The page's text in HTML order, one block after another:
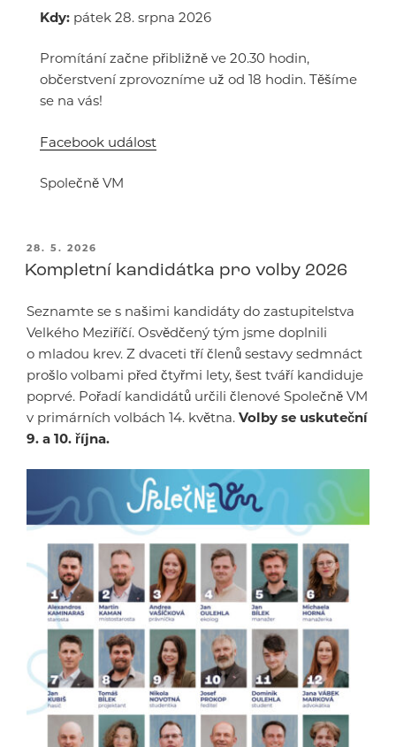
Kdy: pátek 28. srpna 2026
Promítání začne přibližně ve 20.30 hodin,
občerstvení zprovozníme už od 18 hodin. Těšíme
se na vás!
Facebook událost
Společně VM
PUBLIKOVÁNO
28. 5. 2026
Kompletní kandidátka pro volby 2026
Seznamte se s našimi kandidáty do zastupitelstva
Velkého Meziříčí. Osvědčený tým jsme doplnili
o mladou krev. Z dvaceti tří členů sestavy sedmnáct
prošlo volbami před čtyřmi lety, šest tváří kandiduje
poprvé. Pořadí kandidátů určili členové Společně VM
v primárních volbách 14. května. Volby se uskuteční
9. a 10. října.